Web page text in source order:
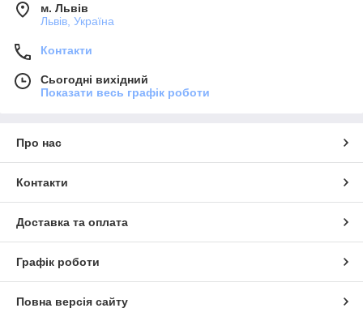
м. Львів
Львів, Україна
Контакти
Сьогодні вихідний
Показати весь графік роботи
Про нас
Контакти
Доставка та оплата
Графік роботи
Повна версія сайту